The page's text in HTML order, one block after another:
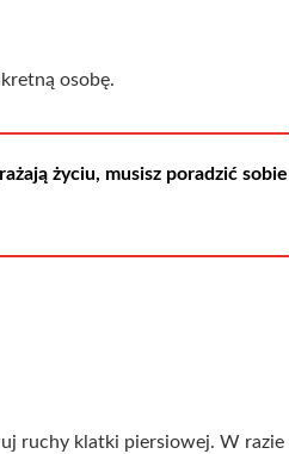
osobę.
życiu, musisz poradzić sobie
ruchy klatki piersiowej. W razie